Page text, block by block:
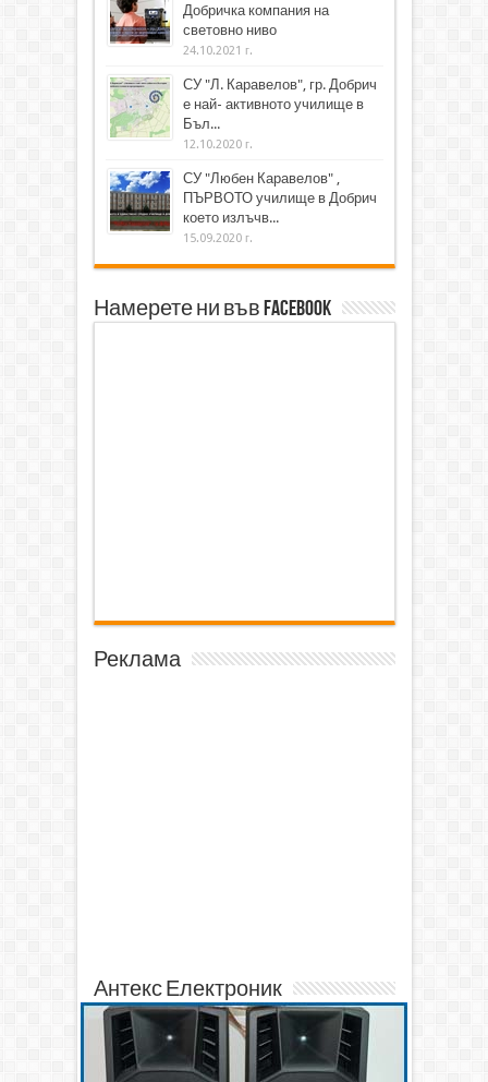
Добричка компания на
световно ниво
24.10.2021 г.
СУ "Л. Каравелов", гр. Добрич
е най- активното училище в
Бъл...
12.10.2020 г.
СУ "Любен Каравелов" ,
ПЪРВОТО училище в Добрич
което излъчв...
15.09.2020 г.
Намерете ни във Facebook
Реклама
Антекс Електроник